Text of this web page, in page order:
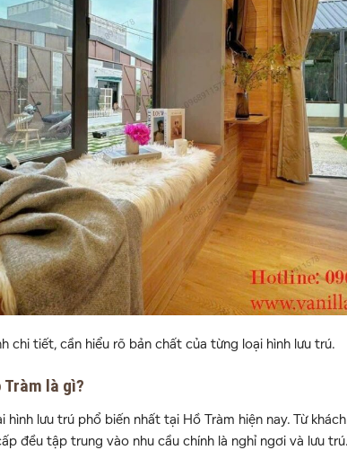
chi tiết, cần hiểu rõ bản chất của từng loại hình lưu trú.
Tràm là gì?
hình lưu trú phổ biến nhất tại Hồ Tràm hiện nay. Từ
đều tập trung vào nhu cầu chính là nghỉ ngơi và lưu trú.